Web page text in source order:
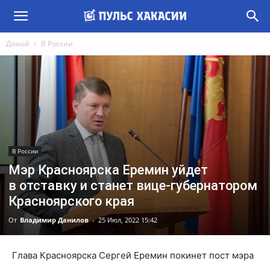
Домой В России
В России
Мэр Красноярска Еремин уйдет
в отставку и станет вице-губернатором
Красноярского края
От Владимир Данилов - 25 Июл, 2022 15:42
Глава Красноярска Сергей Еремин покинет пост мэра